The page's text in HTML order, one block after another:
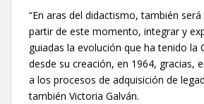
“En aras del didactismo, también
partir de este momento, integrar y
guiadas la evolución que ha tenido la
desde su creación, en 1964, gracias,
a los procesos de adquisición de
también Victoria Galván.